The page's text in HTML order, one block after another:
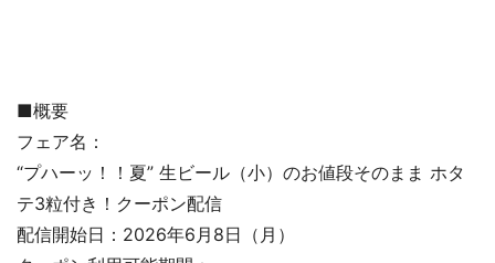
■概要
フェア名：
“プハーッ！！夏” 生ビール（小）のお値段そのまま ホタ
テ3粒付き！クーポン配信
配信開始日：2026年6月8日（月）